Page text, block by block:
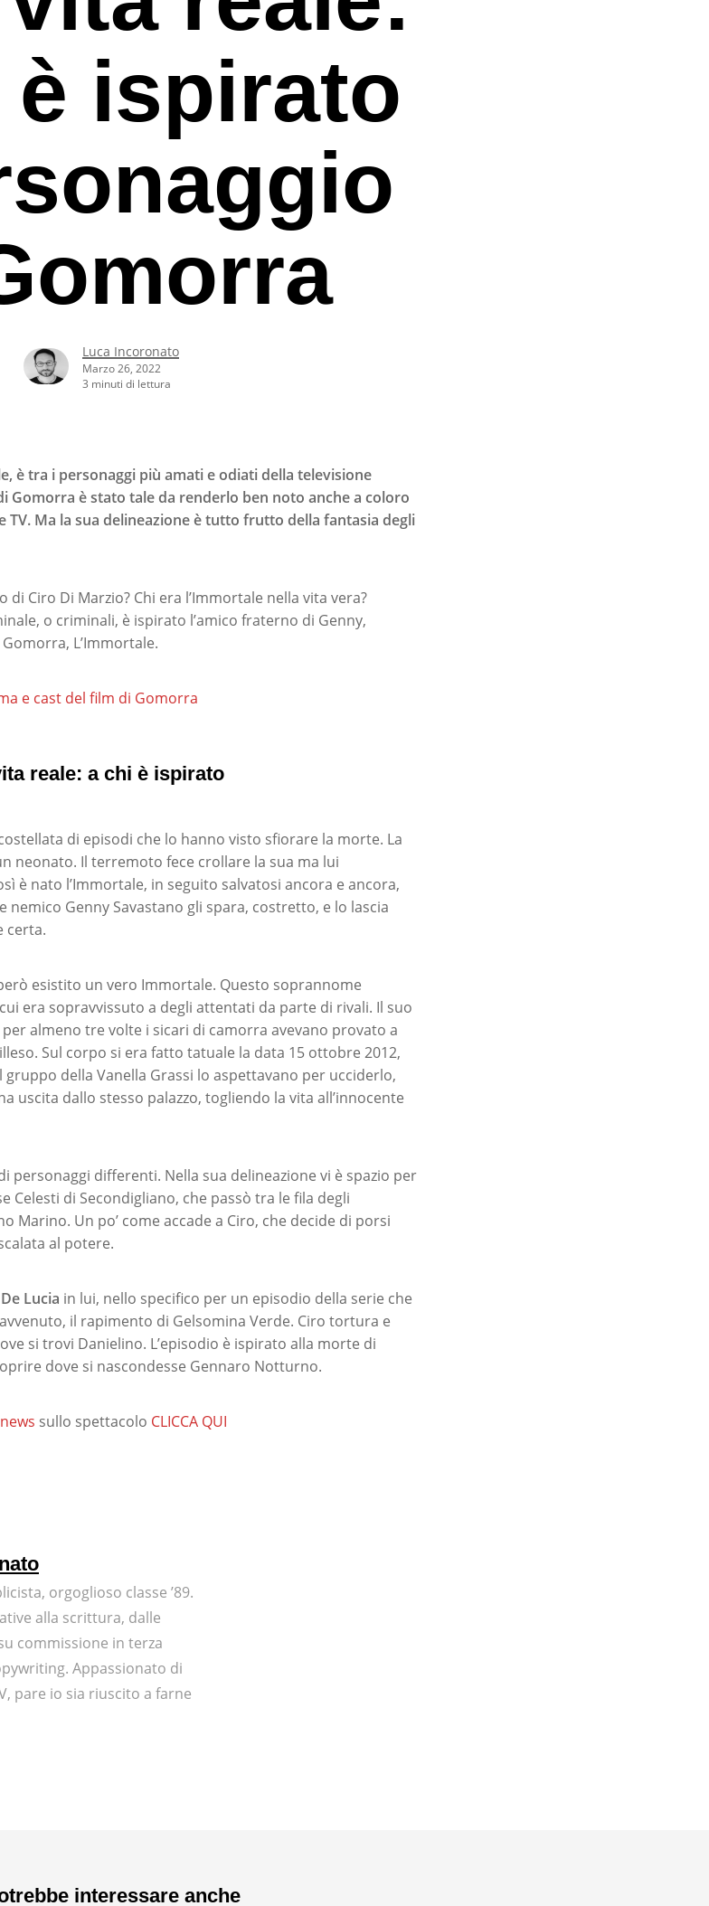
ispirato
Luca Incoronato
Marzo 26, 2022
3 minuti di lettura
è tra i personaggi più amati e odiati della televisione
Gomorra è stato tale da renderlo ben noto anche a coloro
TV. Ma la sua delineazione è tutto frutto della fantasia degli
di Ciro Di Marzio? Chi era l’Immortale nella vita vera?
o criminali, è ispirato l’amico fraterno di Genny,
L’Immortale.
e cast del film di Gomorra
reale: a chi è ispirato
di episodi che lo hanno visto sfiorare la morte. La
neonato. Il terremoto fece crollare la sua ma lui
è nato l’Immortale, in seguito salvatosi ancora e ancora,
nemico Genny Savastano gli spara, costretto, e lo lascia
certa.
esistito un vero Immortale. Questo soprannome
era sopravvissuto a degli attentati da parte di rivali. Il suo
per almeno tre volte i sicari di camorra avevano provato a
Sul corpo si era fatto tatuale la data 15 ottobre 2012,
della Vanella Grassi lo aspettavano per ucciderlo,
uscita dallo stesso palazzo, togliendo la vita all’innocente
personaggi differenti. Nella sua delineazione vi è spazio per
Celesti di Secondigliano, che passò tra le fila degli
Marino. Un po’ come accade a Ciro, che decide di porsi
al potere.
Lucia in lui, nello specifico per un episodio della serie che
il rapimento di Gelsomina Verde. Ciro tortura e
si trovi Danielino. L’episodio è ispirato alla morte di
dove si nascondesse Gennaro Notturno.
news sullo spettacolo CLICCA QUI
orgoglioso classe ’89.
alla scrittura, dalle
commissione in terza
Appassionato di
pare io sia riuscito a farne
interessare anche